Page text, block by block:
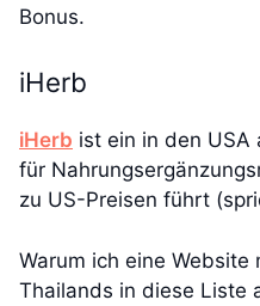
Bonus.
iHerb
iHerb ist ein in den USA
für
zu US-Preisen führt
Warum ich eine Website
Thailands in diese Liste